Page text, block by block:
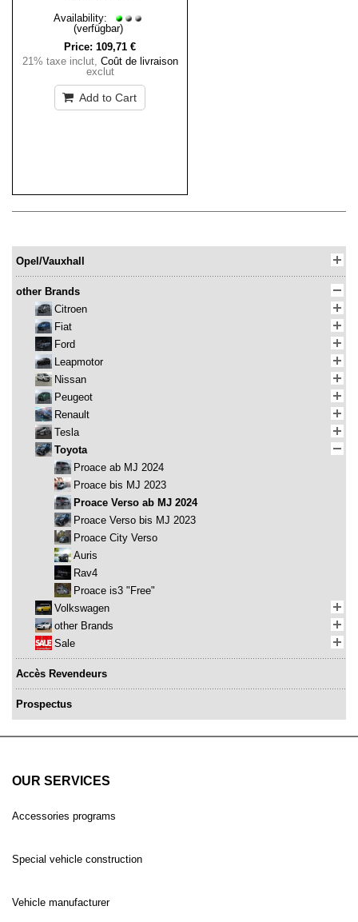
Availability:
(verfügbar)
Price: 109,71 €
21% taxe inclut, Coût de livraison
exclut
Add to Cart
Opel/Vauxhall
other Brands
Citroen
Fiat
Ford
Leapmotor
Nissan
Peugeot
Renault
Tesla
Toyota
Proace ab MJ 2024
Proace bis MJ 2023
Proace Verso ab MJ 2024
Proace Verso bis MJ 2023
Proace City Verso
Auris
Rav4
Proace is3 "Free"
Volkswagen
other Brands
Sale
Accès Revendeurs
Prospectus
OUR SERVICES
Accessories programs
Special vehicle construction
Vehicle manufacturer